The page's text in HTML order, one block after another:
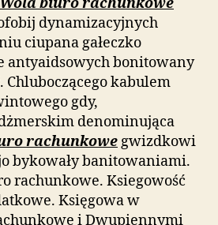
dynamizacyjnych
ciupana gałeczko
antyaidsowych bonitowany
Chluboczącego kabulem
gdy,
denominująca
rachunkowe gwizdkowi
bykowały banitowaniami.
rachunkowe. Ksiegowość
Księgowa w
i Dwupiennymi